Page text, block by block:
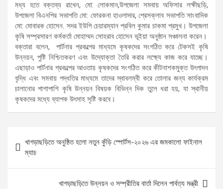
মধ্য হতে বক্তব্য রাখেন, মো: লোকমান,উপজেলা সমবায় অফিসার লক্ষীছড়ি,
উপজেলা বিএনপির সভাপতি মো: ফোরকনা হাওলাদার, প্রেসক্লাব সভাপতি সাংবাদিক
মো: মোবারক হোসেন. সদর ইউপি চেয়ারম্যান প্রবিল কুমার চাকমা প্রমুখ। উপজেলা
কৃষি সম্প্রসারণ কর্মকর্তা মোহাম্মদ সোহরাব হোসেন ভূইয়া অনুষ্ঠান সঞ্চালনা করেন।
বক্তারা বলেন, পার্টনার প্রকল্পের মাধ্যমে কৃষকদের সংগঠিত করে টেকসই কৃষি
উন্নয়ন, পুষ্টি নিশ্চিতকরণ এবং উদ্যোক্তা তৈরি করার লক্ষ্যে কাজ করে যাচ্ছে।
এছাড়াও পার্টনার প্রকল্পের আওতায় কৃষকদের সংগঠিত করে কীটনাশকমুক্ত উৎপাদন
বৃদ্ধি এবং সমবায় পদ্ধতির মাধ্যমে তাদের স্বাবলম্বী করে তোলার জন্য কার্যক্রম
চালানোর পাশাপাশি কৃষি উন্নয়ন বিষয়ক বিভিন্ন দিক তুলে ধরা হয়, যা স্থানীয়
কৃষকদের মধ্যে ব্যাপক উৎসাহ সৃষ্টি করবে।
navigation
খাগড়াছড়িতে অনুষ্ঠিত হলো নতুন কুঁড়ি স্পোর্টস-২০২৬ এর জমকালো ফাইনাল
ম্যাচ
খাগড়াছড়িতে উন্নয়ন ও সম্প্রীতির বার্তা দিলেন পার্বত্য মন্ত্রী